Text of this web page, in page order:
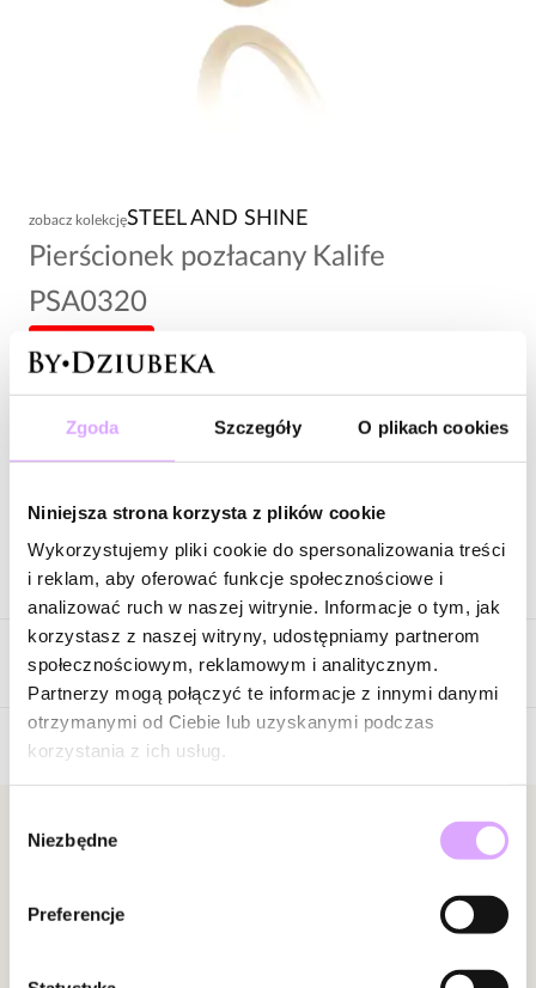
Zgoda Szczegóły O plikach cookies
Niniejsza strona korzysta z plików cookie
Wykorzystujemy pliki cookie do spersonalizowania treści
i reklam, aby oferować funkcje społecznościowe i
analizować ruch w naszej witrynie. Informacje o tym, jak
korzystasz z naszej witryny, udostępniamy partnerom
społecznościowym, reklamowym i analitycznym.
Partnerzy mogą połączyć te informacje z innymi danymi
otrzymanymi od Ciebie lub uzyskanymi podczas
korzystania z ich usług.
zgody
Niezbędne
Preferencje
zobacz kolekcjęSTEEL AND SHINE
Pierścionek pozłacany Kalife
PSA0320
59,00 zł
Wysyłka w 1 dzień roboczy
Opis produktu
Pierścionek wykonany ze stali szlachetnej.
Kolor surowca: złoty
Rozmiar: 15
Wielkość V: 1,00 cm x 0,70 cm
Opinie
Bądź pierwszą osobą, która podzieli się opinią o tym
Powiadomienie
Newsletter